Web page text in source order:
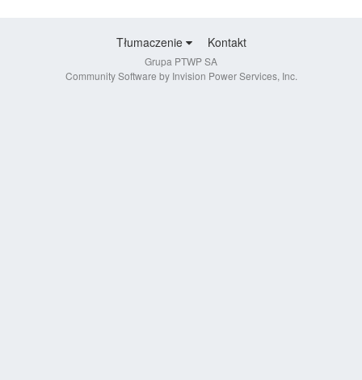
Tłumaczenie Kontakt
Grupa PTWP SA
Community Software by Invision Power Services, Inc.